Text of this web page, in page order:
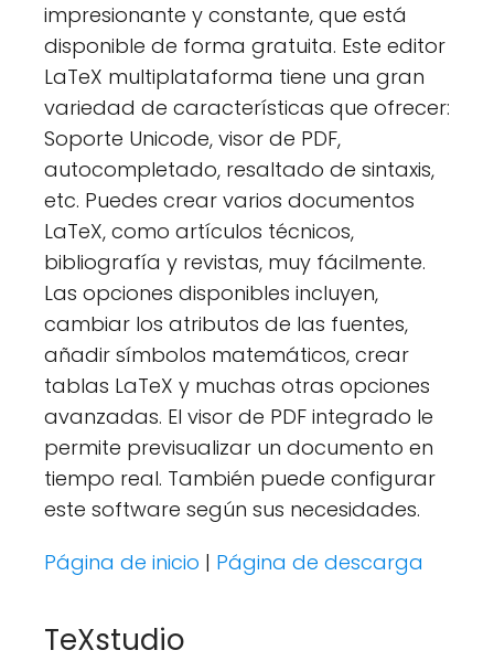
impresionante y constante, que está
disponible de forma gratuita. Este editor
LaTeX multiplataforma tiene una gran
variedad de características que ofrecer:
Soporte Unicode, visor de PDF,
autocompletado, resaltado de sintaxis,
etc. Puedes crear varios documentos
LaTeX, como artículos técnicos,
bibliografía y revistas, muy fácilmente.
Las opciones disponibles incluyen,
cambiar los atributos de las fuentes,
añadir símbolos matemáticos, crear
tablas LaTeX y muchas otras opciones
avanzadas. El visor de PDF integrado le
permite previsualizar un documento en
tiempo real. También puede configurar
este software según sus necesidades.
Página de inicio | Página de descarga
TeXstudio